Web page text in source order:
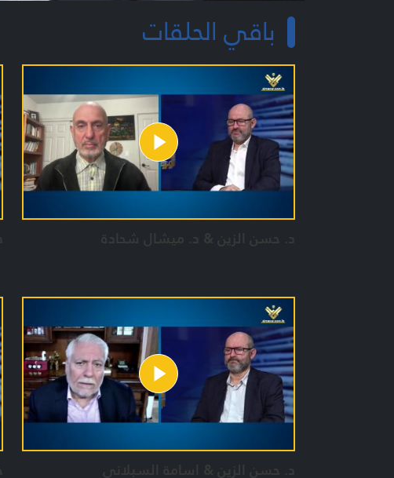
باقي الحلقات
د. حسن الزين & د. ميشال شحادة
د. حسن الزين & اسامة السبلاني